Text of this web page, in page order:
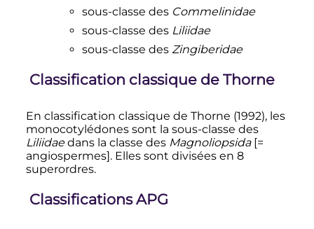
sous-classe des Commelinidae
sous-classe des Liliidae
sous-classe des Zingiberidae
Classification classique de Thorne
En classification classique de Thorne (1992), les
monocotylédones sont la sous-classe des
Liliidaedans la classe des Magnoliopsida[=
angiospermes]. Elles sont divisées en 8
superordres.
Classifications APG